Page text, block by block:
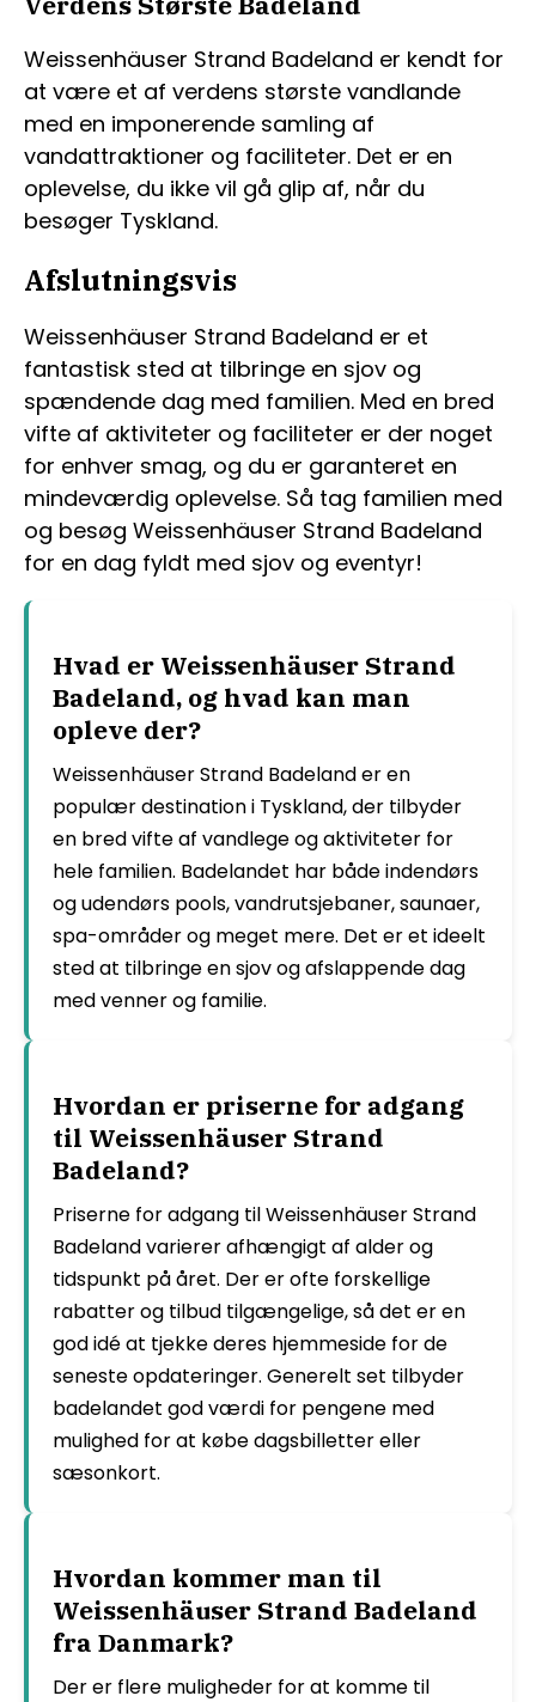
Weissenhäuser Strand Badeland er kendt for
at være et af verdens største vandlande
med en imponerende samling af
vandattraktioner og faciliteter. Det er en
oplevelse, du ikke vil gå glip af, når du
besøger Tyskland.
Afslutningsvis
Weissenhäuser Strand Badeland er et
fantastisk sted at tilbringe en sjov og
spændende dag med familien. Med en bred
vifte af aktiviteter og faciliteter er der noget
for enhver smag, og du er garanteret en
mindeværdig oplevelse. Så tag familien med
og besøg Weissenhäuser Strand Badeland
for en dag fyldt med sjov og eventyr!
Hvad er Weissenhäuser Strand
Badeland, og hvad kan man
opleve der?
Weissenhäuser Strand Badeland er en
populær destination i Tyskland, der tilbyder
en bred vifte af vandlege og aktiviteter for
hele familien. Badelandet har både indendørs
og udendørs pools, vandrutsjebaner, saunaer,
spa-områder og meget mere. Det er et ideelt
sted at tilbringe en sjov og afslappende dag
med venner og familie.
Hvordan er priserne for adgang
til Weissenhäuser Strand
Badeland?
Priserne for adgang til Weissenhäuser Strand
Badeland varierer afhængigt af alder og
tidspunkt på året. Der er ofte forskellige
rabatter og tilbud tilgængelige, så det er en
god idé at tjekke deres hjemmeside for de
seneste opdateringer. Generelt set tilbyder
badelandet god værdi for pengene med
mulighed for at købe dagsbilletter eller
sæsonkort.
Hvordan kommer man til
Weissenhäuser Strand Badeland
fra Danmark?
Der er flere muligheder for at komme til